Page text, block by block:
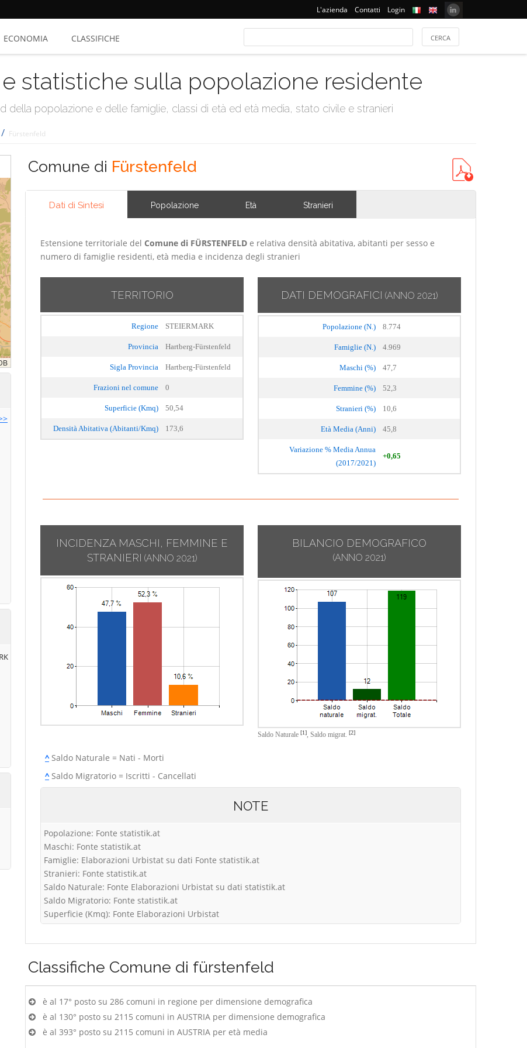
L'azienda Contatti Login
ECONOMIA CLASSIFICHE
statistiche sulla popolazione residente
della popolazione e delle famiglie, classi di età ed età media, stato civile e stranieri
/ Fürstenfeld
Comune di Fürstenfeld
Dati di Sintesi Popolazione Età Stranieri
Estensione territoriale del Comune di FÜRSTENFELD e relativa densità abitativa, abitanti per sesso e
numero di famiglie residenti, età media e incidenza degli stranieri
TERRITORIO
Regione STEIERMARK
Provincia Hartberg-Fürstenfeld
Sigla Provincia Hartberg-Fürstenfeld
Frazioni nel comune 0
Superficie (Kmq) 50,54
Densità Abitativa (Abitanti/Kmq) 173,6
DATI DEMOGRAFICI (ANNO 2021)
Popolazione (N.) 8.774
Famiglie (N.) 4.969
Maschi (%) 47,7
Femmine (%) 52,3
Stranieri (%) 10,6
Età Media (Anni) 45,8
Variazione % Media Annua
(2017/2021)
+0,65
INCIDENZA MASCHI, FEMMINE E
STRANIERI (ANNO 2021)
BILANCIO DEMOGRAFICO
(ANNO 2021)
Saldo Naturale [1], Saldo migrat. [2]
^Saldo Naturale = Nati - Morti
^Saldo Migratorio = Iscritti - Cancellati
NOTE
Popolazione: Fonte statistik.at
Maschi: Fonte statistik.at
Famiglie: Elaborazioni Urbistat su dati Fonte statistik.at
Stranieri: Fonte statistik.at
Saldo Naturale: Fonte Elaborazioni Urbistat su dati statistik.at
Saldo Migratorio: Fonte statistik.at
Superficie (Kmq): Fonte Elaborazioni Urbistat
Classifiche Comune di fürstenfeld
è al 17° posto su 286 comuni in regione per dimensione demografica
è al 130° posto su 2115 comuni in AUSTRIA per dimensione demografica
è al 393° posto su 2115 comuni in AUSTRIA per età media